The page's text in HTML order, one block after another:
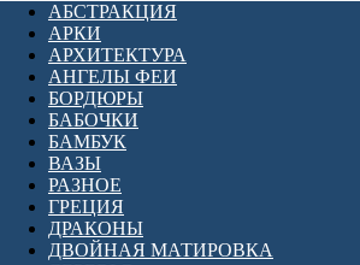
АБСТРАКЦИЯ
АРКИ
АРХИТЕКТУРА
АНГЕЛЫ ФЕИ
БОРДЮРЫ
БАБОЧКИ
БАМБУК
ВАЗЫ
РАЗНОЕ
ГРЕЦИЯ
ДРАКОНЫ
ДВОЙНАЯ МАТИРОВКА